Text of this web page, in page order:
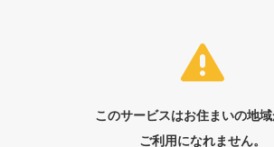
このサービスはお住まいの地
ご利用になれません。